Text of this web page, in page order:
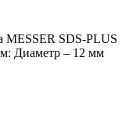
MESSER SDS-PLUS
Диаметр – 12 мм